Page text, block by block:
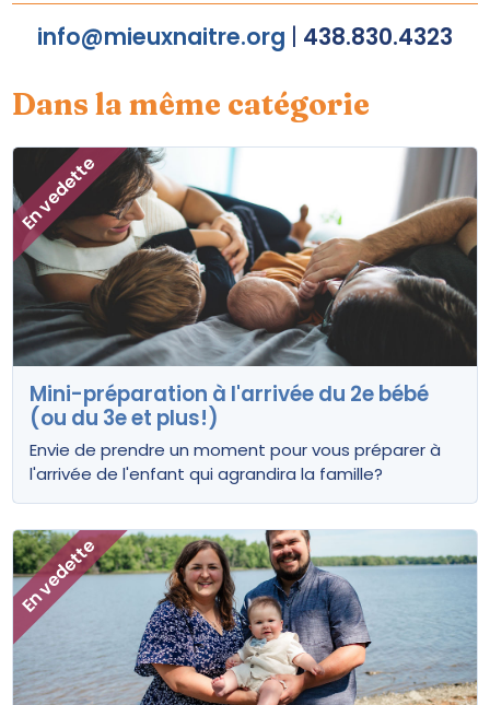
info@mieuxnaitre.org 438.830.4323
Dans la même catégorie
Mini-préparation à l'arrivée du 2e bébé
(ou du 3e et plus!)
Envie de prendre un moment pour vous préparer à
l'arrivée de l'enfant qui agrandira la famille?